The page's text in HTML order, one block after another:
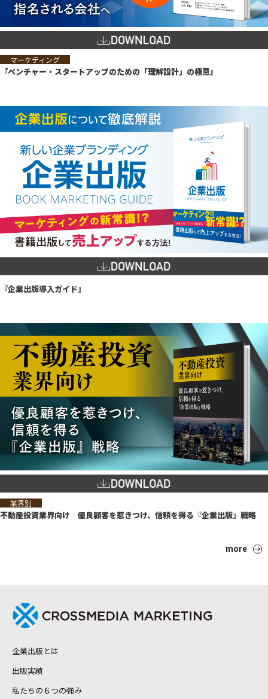
マーケティング
『ベンチャー・スタートアップのための「理解設計」の極意』
『企業出版導入ガイド』
業界別
不動産投資業界向け 優良顧客を惹きつけ、信頼を得る『企業出版』戦略
more
企業出版とは
出版実績
私たちの６つの強み